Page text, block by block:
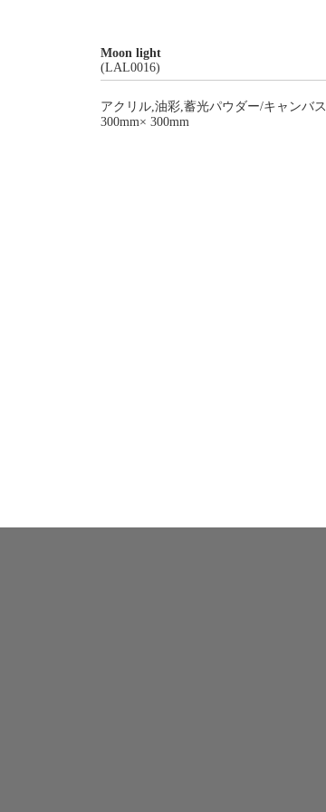
Moon light
(LAL0016)
アクリル,油彩,蓄光パウダー/キャンバス
300mm× 300mm